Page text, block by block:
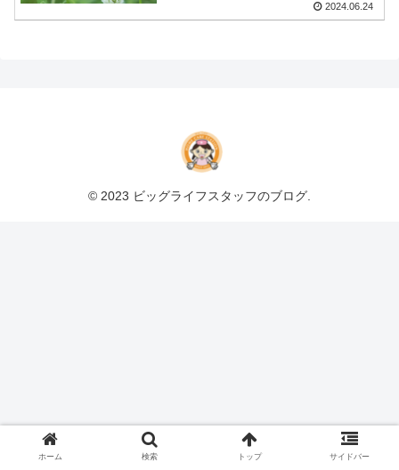
2024.06.24
© 2023 ビッグライフスタッフのブログ.
ホーム 検索 トップ サイドバー